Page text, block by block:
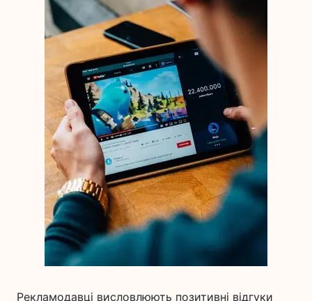
Рекламодавці висловлюють позитивні відгуки